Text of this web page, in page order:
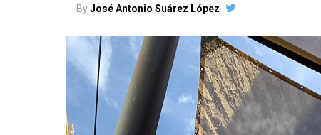
ByJosé Antonio Suárez López